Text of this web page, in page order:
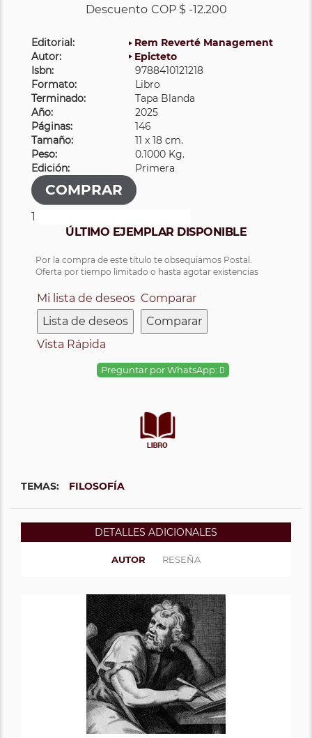
Descuento COP $ -12.200
Editorial:
Rem Reverté Management
Autor:
Epicteto
Isbn:
9788410121218
Formato:
Libro
Terminado:
Tapa Blanda
Año:
2025
Páginas:
146
Tamaño:
11 x 18 cm.
Peso:
0.1000 Kg.
Edición:
Primera
ÚLTIMO EJEMPLAR DISPONIBLE
Por la compra de este título te obsequiamos Postal.
Oferta por tiempo limitado o hasta agotar existencias
Mi lista de deseos
Lista de deseos
Comparar
Comparar
Vista Rápida
Preguntar por WhatsApp:
TEMAS: FILOSOFÍA
DETALLES ADICIONALES
AUTOR RESEÑA